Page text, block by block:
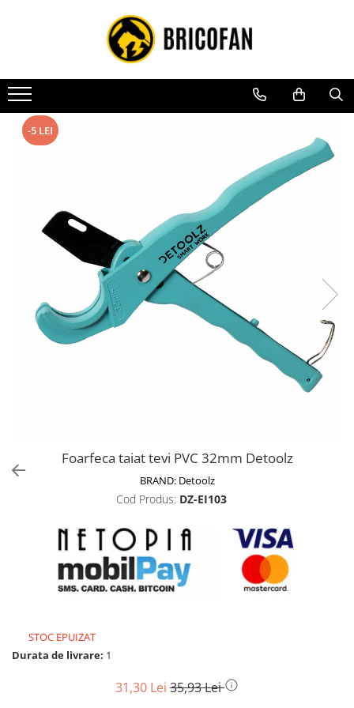
Toate Produsele
Vehicule electrice
Atv
Cu permis
Piese de schimb vehicule electrice
Scutere electrice
Scutere pe benzina
Tricicluri cargo fara permis
Tricicluri persoane
Motoburghie si accesorii
Drujbe, fierastraie electrice
Drujbe pe benzina
Drujbe cu acumulator
Consumabile drujbe, fierastraie
Drujbe electrice
Unelte electrice busteni
Batoze - mori desfacat porumb
-5 LEI
Foarfeca taiat tevi PVC 32mm Detoolz
BRAND: Detoolz
Cod Produs: DZ-EI103
STOC EPUIZAT
Durata de livrare: 1
31,30 Lei 35,93 Lei